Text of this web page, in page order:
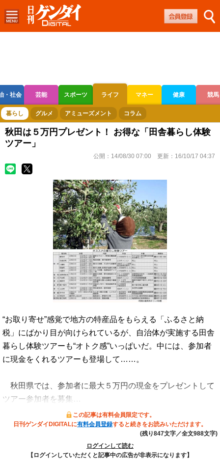
・社会 芸能 スポーツ ライフ マネー 健康 競馬
ボートレース 競輪 オートレース
暮らし グルメ アミューズメント コラム
秋田は５万円プレゼント！ お得な「田舎暮らし体験
ツアー」
公開： 14/08/30 07:00 更新： 16/10/17 04:37
“お取り寄せ”感覚で地方の特産品をもらえる「ふるさと納
税」にばかり目が向けられているが、自治体が実施する田舎
暮らし体験ツアーも“オトク感”いっぱいだ。中には、参加者
に現金をくれるツアーも登場して……。
秋田県では、参加者に最大５万円の現金をプレゼントして
ツアー参加者を募集…
この記事は有料会員限定です。
日刊ゲンダイDIGITALに有料会員登録すると続きをお読みいただけます。
(残り847文字／全文988文字)
ログインして読む
【ログインしていただくと記事中の広告が非表示になります】